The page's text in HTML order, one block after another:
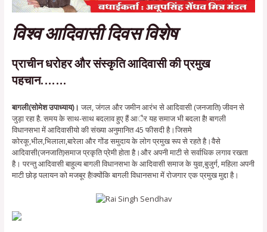
विश्व आदिवासी दिवस विशेष
प्राचीन धरोहर और संस्कृति आदिवासी की प्रमुख
पहचान…….
बागली(सोमेश उपाध्याय)। जल, जंगल और जमीन आरंभ से आदिवासी (जनजाति) जीवन से
जुड़ा रहा है. समय के साथ-साथ बदलाव हुए हैं आैर यह समाज भी बदला है! बागली
विधानसभा में आदिवासीयो की संख्या अनुमानित 45 फीसदी है।जिसमे
कोरकू,भील,भिलाला,बारेला और गोंड समुदाय के लोग प्रमुख रूप से रहते है।वैसे
आदिवासी(जनजाति)समाज प्रकृति प्रेमी होता है।और अपनी माटी से सर्वाधिक लगाव रखता
है। परन्तु आदिवासी बाहुल्य बागली विधानसभा के आदिवासी समाज के युवा,बुजुर्ग, महिला अपनी
माटी छोड़ पलायन को मजबूर है!क्योंकि बागली विधानसभा में रोजगार एक प्रमुख मुद्दा है।